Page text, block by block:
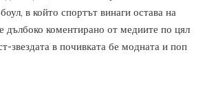
в който спортът винаги остава на
дълбоко коментирано от медиите по цял
звездата в почивката бе модната и поп